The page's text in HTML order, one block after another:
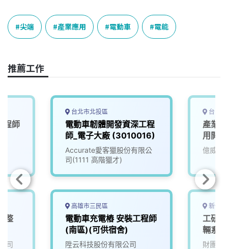
c
e
b
o
k
e
r
e
a
k
n
p
y
L
k
尖端 產業應用 電動車 電能
推薦工作
程師
整
司
台北市北投區
電動車韌體開發資深工程
師_電子大廠 (3010016)
Accurate愛客獵股份有限公
司(1111 高階獵才)
高雄市三民區
電動車充電樁 安裝工程師
(南區)(可供宿舍)
陞云科技股份有限公司
台中
產業
用開
億威電
新竹
工研
輛系
財團法